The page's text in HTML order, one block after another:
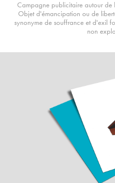
Campagne publicitaire autour
Objet d'émancipation ou de
synonyme de souffrance et d'exil
non